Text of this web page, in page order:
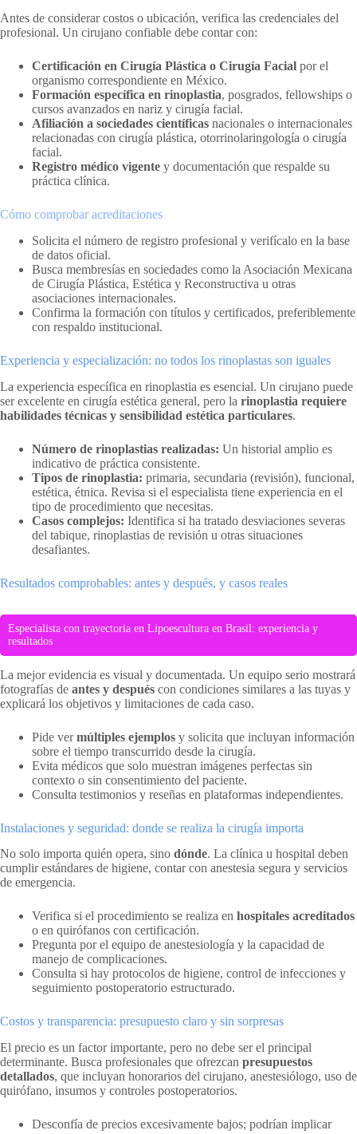
Antes de considerar costos o ubicación, verifica las credenciales del
profesional. Un cirujano confiable debe contar con:
Certificación en Cirugía Plástica o Cirugía Facial por el
organismo correspondiente en México.
Formación específica en rinoplastia, posgrados, fellowships o
cursos avanzados en nariz y cirugía facial.
Afiliación a sociedades científicas nacionales o internacionales
relacionadas con cirugía plástica, otorrinolaringología o cirugía
facial.
Registro médico vigente y documentación que respalde su
práctica clínica.
Cómo comprobar acreditaciones
Solicita el número de registro profesional y verifícalo en la base
de datos oficial.
Busca membresías en sociedades como la Asociación Mexicana
de Cirugía Plástica, Estética y Reconstructiva u otras
asociaciones internacionales.
Confirma la formación con títulos y certificados, preferiblemente
con respaldo institucional.
Experiencia y especialización: no todos los rinoplastas son iguales
La experiencia específica en rinoplastia es esencial. Un cirujano puede
ser excelente en cirugía estética general, pero la rinoplastia requiere
habilidades técnicas y sensibilidad estética particulares.
Número de rinoplastias realizadas: Un historial amplio es
indicativo de práctica consistente.
Tipos de rinoplastia: primaria, secundaria (revisión), funcional,
estética, étnica. Revisa si el especialista tiene experiencia en el
tipo de procedimiento que necesitas.
Casos complejos: Identifica si ha tratado desviaciones severas
del tabique, rinoplastias de revisión u otras situaciones
desafiantes.
Resultados comprobables: antes y después, y casos reales
Especialista con trayectoria en Lipoescultura en Brasil: experiencia y
resultados
La mejor evidencia es visual y documentada. Un equipo serio mostrará
fotografías de antes y después con condiciones similares a las tuyas y
explicará los objetivos y limitaciones de cada caso.
Pide vermúltiples ejemplos y solicita que incluyan información
sobre el tiempo transcurrido desde la cirugía.
Evita médicos que solo muestran imágenes perfectas sin
contexto o sin consentimiento del paciente.
Consulta testimonios y reseñas en plataformas independientes.
Instalaciones y seguridad: donde se realiza la cirugía importa
No solo importa quién opera, sino dónde. La clínica u hospital deben
cumplir estándares de higiene, contar con anestesia segura y servicios
de emergencia.
Verifica si el procedimiento se realiza en hospitales acreditados
o en quirófanos con certificación.
Pregunta por el equipo de anestesiología y la capacidad de
manejo de complicaciones.
Consulta si hay protocolos de higiene, control de infecciones y
seguimiento postoperatorio estructurado.
Costos y transparencia: presupuesto claro y sin sorpresas
El precio es un factor importante, pero no debe ser el principal
determinante. Busca profesionales que ofrezcan presupuestos
detallados, que incluyan honorarios del cirujano, anestesiólogo, uso de
quirófano, insumos y controles postoperatorios.
Desconfía de precios excesivamente bajos; podrían implicar